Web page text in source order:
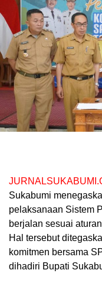
Sukabumi
pelaksanaan Sistem
berjalan sesuai
Hal tersebut
komitmen bersama
dihadiri Bupati